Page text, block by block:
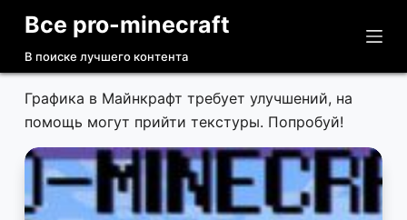
П
р
е
й
и
с
Все pro-minecraft
В поиске лучшего контента
Графика в Майнкрафт требует улучшений, на
помощь могут прийти текстуры. Попробуй!